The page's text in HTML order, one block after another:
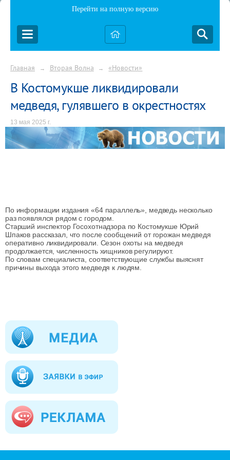
Перейти на полную версию
Главная → Вторая Волна → «Новости»
В Костомукше ликвидировали
медведя, гулявшего в окрестностях
13 мая 2025 г.
По информации издания «64 параллель», медведь несколько
раз появлялся рядом с городом.
Старший инспектор Госохотнадзора по Костомукше Юрий
Шпаков рассказал, что после сообщений от горожан медведя
оперативно ликвидировали. Сезон охоты на медведя
продолжается, численность хищников регулируют.
По словам специалиста, соответствующие службы выяснят
причины выхода этого медведя к людям.